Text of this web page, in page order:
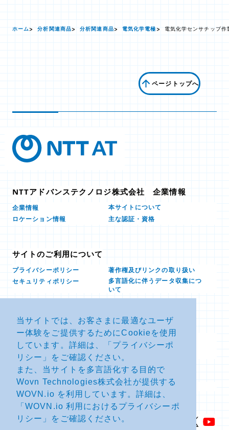
当サイトでは、お客さまに最適なユーザ
ー体験をご提供するためにCookieを使用
しています。詳細は、「 プライバシーポ
リシー 」をご確認ください。
また、当サイトを多言語化する目的で
Wovn Technologies株式会社が提供する
WOVN.io を利用しています。詳細は、
「WOVN.io 利用におけるプライバシーポ
リシー 」をご確認ください。
ホーム 分析関連商品 分析関連商品 電気化学電極 電気化学センサチップ作
ページトップへ
NTTアドバンステクノロジ株式会社 企業情報
企業情報
本サイトについて
ロケーション情報
主な認証・資格
サイトのご利用について
プライバシーポリシー
著作権及びリンクの取り扱い
セキュリティポリシー
多言語化に伴うデータ収集につ
いて
お問い合せ
よくあるお問い合わせFAQ
SDSダウンロード
製品・サービスに関する重要な
お知らせ
その他のお問い合わせ
サイトマップ